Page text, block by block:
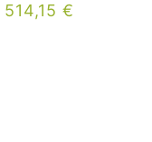
514,15 €